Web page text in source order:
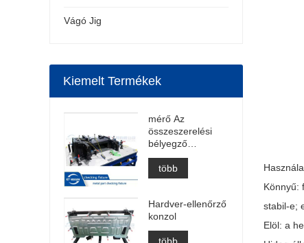
Könnyű:
stabil-e;
Elöl: a
Vágó Jig
Kiemelt Termékek
mérő Az
összeszerelési
bélyegző
alkatrészekhez
több
Hardver-ellenőrző
konzol
több